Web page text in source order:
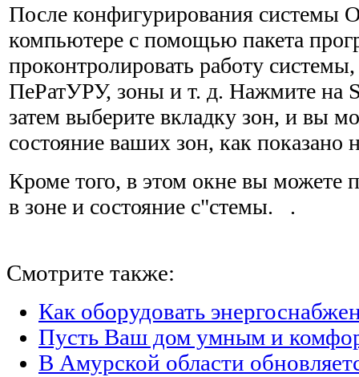
После конфигурирования системы
компьютере с помощью пакета
проконтролировать работу
ПеРатУРУ, зоны и т. д. Нажмите на
затем выберите вкладку зон, и вы
состояние ваших зон, как показано
Кроме того, в этом окне вы можете
в зоне и состояние с"стемы. .
Смотрите также:
Как оборудовать
Пусть Ваш дом умным и
В Амурской области